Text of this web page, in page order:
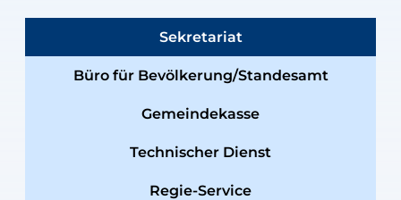
Sekretariat
Büro für Bevölkerung/Standesamt
Gemeindekasse
Technischer Dienst
Regie-Service